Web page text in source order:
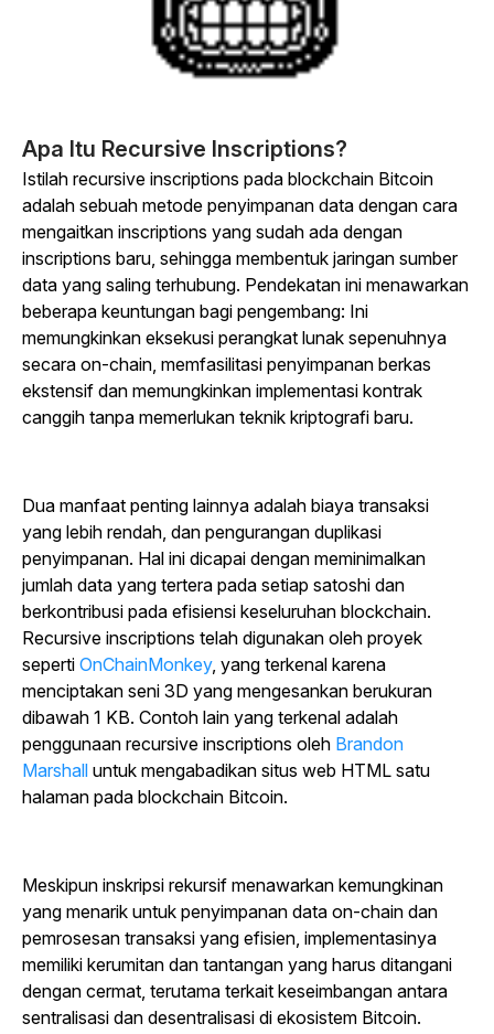
Apa Itu Recursive Inscriptions?
Istilah recursive inscriptions pada blockchain Bitcoin
adalah sebuah metode penyimpanan data dengan cara
mengaitkan inscriptions yang sudah ada dengan
inscriptions baru, sehingga membentuk jaringan sumber
data yang saling terhubung. Pendekatan ini menawarkan
beberapa keuntungan bagi pengembang: Ini
memungkinkan eksekusi perangkat lunak sepenuhnya
secara on-chain, memfasilitasi penyimpanan berkas
ekstensif dan memungkinkan implementasi kontrak
canggih tanpa memerlukan teknik kriptografi baru.
Dua manfaat penting lainnya adalah biaya transaksi
yang lebih rendah, dan pengurangan duplikasi
penyimpanan. Hal ini dicapai dengan meminimalkan
jumlah data yang tertera pada setiap satoshi dan
berkontribusi pada efisiensi keseluruhan blockchain.
Recursive inscriptions telah digunakan oleh proyek
seperti OnChainMonkey, yang terkenal karena
menciptakan seni 3D yang mengesankan berukuran
dibawah 1 KB. Contoh lain yang terkenal adalah
penggunaan recursive inscriptions oleh Brandon
Marshall untuk mengabadikan situs web HTML satu
halaman pada blockchain Bitcoin.
Meskipun inskripsi rekursif menawarkan kemungkinan
yang menarik untuk penyimpanan data on-chain dan
pemrosesan transaksi yang efisien, implementasinya
memiliki kerumitan dan tantangan yang harus ditangani
dengan cermat, terutama terkait keseimbangan antara
sentralisasi dan desentralisasi di ekosistem Bitcoin.